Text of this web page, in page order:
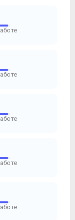
2017 года,
проектных
года,